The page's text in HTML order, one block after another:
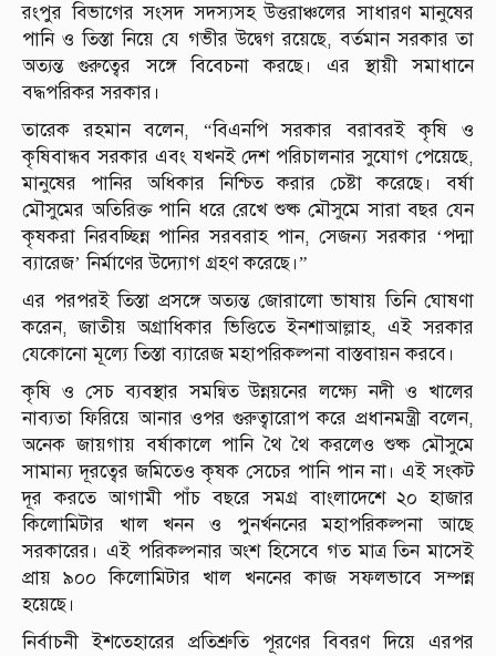
রংপুর বিভাগের সংসদ সদস্যসহ উত্তরাঞ্চলের সাধারণ মানুষের
পানি ও তিস্তা নিয়ে যে গভীর উদ্বেগ রয়েছে, বর্তমান সরকার তা
অত্যন্ত গুরুত্বের সঙ্গে বিবেচনা করছে। এর স্থায়ী সমাধানে
বদ্ধপরিকর সরকার।
তারেক রহমান বলেন, “বিএনপি সরকার বরাবরই কৃষি ও
কৃষিবান্ধব সরকার এবং যখনই দেশ পরিচালনার সুযোগ পেয়েছে,
মানুষের পানির অধিকার নিশ্চিত করার চেষ্টা করেছে। বর্ষা
মৌসুমের অতিরিক্ত পানি ধরে রেখে শুষ্ক মৌসুমে সারা বছর যেন
কৃষকরা নিরবচ্ছিন্ন পানির সরবরাহ পান, সেজন্য সরকার ‘পদ্মা
ব্যারেজ’ নির্মাণের উদ্যোগ গ্রহণ করেছে।”
এর পরপরই তিস্তা প্রসঙ্গে অত্যন্ত জোরালো ভাষায় তিনি ঘোষণা
করেন, জাতীয় অগ্রাধিকার ভিত্তিতে ইনশাআল্লাহ, এই সরকার
যেকোনো মূল্যে তিস্তা ব্যারেজ মহাপরিকল্পনা বাস্তবায়ন করবে।
কৃষি ও সেচ ব্যবস্থার সমন্বিত উন্নয়নের লক্ষ্যে নদী ও খালের
নাব্যতা ফিরিয়ে আনার ওপর গুরুত্বারোপ করে প্রধানমন্ত্রী বলেন,
অনেক জায়গায় বর্ষাকালে পানি থৈ থৈ করলেও শুষ্ক মৌসুমে
সামান্য দূরত্বের জমিতেও কৃষক সেচের পানি পান না। এই সংকট
দূর করতে আগামী পাঁচ বছরে সমগ্র বাংলাদেশে ২০ হাজার
কিলোমিটার খাল খনন ও পুনর্খননের মহাপরিকল্পনা আছে
সরকারের। এই পরিকল্পনার অংশ হিসেবে গত মাত্র তিন মাসেই
প্রায় ৯০০ কিলোমিটার খাল খননের কাজ সফলভাবে সম্পন্ন
হয়েছে।
নির্বাচনী ইশতেহারের প্রতিশ্রুতি পূরণের বিবরণ দিয়ে এরপর